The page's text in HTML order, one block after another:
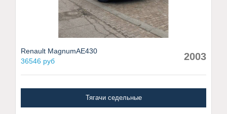
Renault MagnumAE430
36546 руб
2003
Тягачи седельные